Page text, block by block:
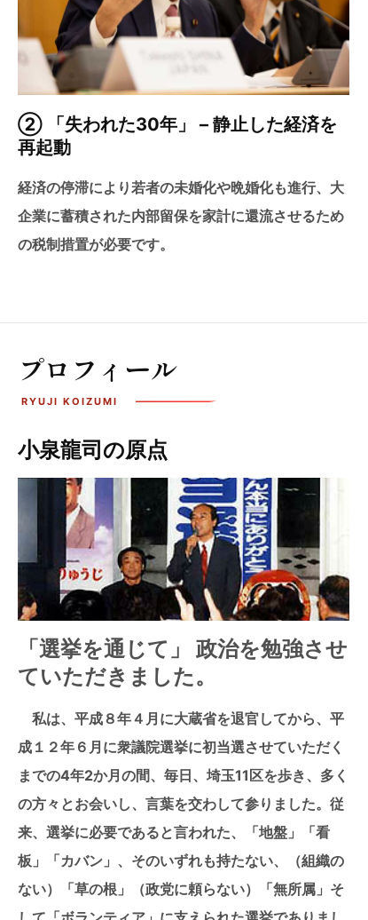
② 「失われた30年」 – 静止した経済を
再起動
経済の停滞により若者の未婚化や晩婚化も進行、大
企業に蓄積された内部留保を家計に還流させるため
の税制措置が必要です。
プロフィール
小泉龍司の原点
「選挙を通じて」 政治を勉強させ
ていただきました。
私は、平成８年４月に大蔵省を退官してから、平
成１２年６月に衆議院選挙に初当選させていただく
までの4年2か月の間、毎日、埼玉11区を歩き、多く
の方々とお会いし、言葉を交わして参りました。従
来、選挙に必要であると言われた、「地盤」「看
板」「カバン」、そのいずれも持たない、（組織の
ない）「草の根」（政党に頼らない）「無所属」そ